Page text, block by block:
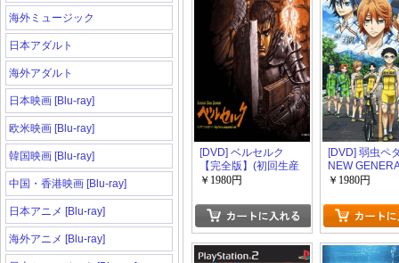
海外ミュージック
日本アダルト
海外アダルト
日本映画 [Blu-ray]
欧米映画 [Blu-ray]
韓国映画 [Blu-ray]
中国・香港映画 [Blu-ray]
日本アニメ [Blu-ray]
海外アニメ [Blu-ray]
[DVD] ベルセルク
【完全版】(初回生産
限定版)
￥1980円
[DVD] 弱虫ペ
NEW
Vol.1-9【完全
￥1980円